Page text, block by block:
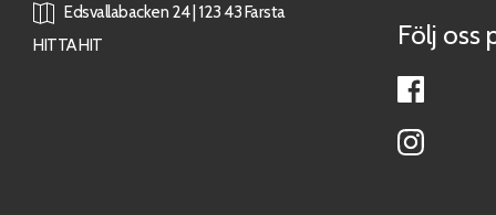
Edsvallabacken 24 | 123 43 Farsta
HITTA HIT
Följ oss